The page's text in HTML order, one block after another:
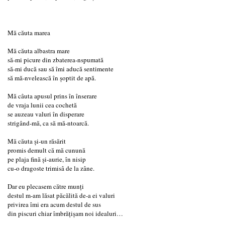
Mă căuta marea
Mă căuta albastra mare
să-mi picure din zbaterea-nspumată
să-mi ducă sau să îmi aducă sentimente
să mă-nvelească în șoptit de apă.
Mă câuta apusul prins în înserare
de vraja lunii cea cochetă
se auzeau valuri în disperare
strigând-mă, ca să mă-ntoarcă.
Mă căuta și-un răsărit
promis demult că mă cunună
pe plaja fină și-aurie, în nisip
cu-o dragoste trimisâ de la zâne.
Dar eu plecasem către munți
destul m-am lăsat păcălită de-a ei valuri
privirea îmi era acum destul de sus
din piscuri chiar îmbrățișam noi idealuri…